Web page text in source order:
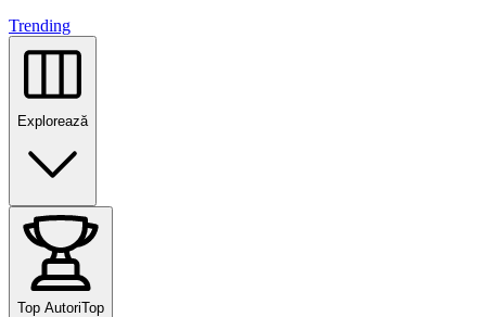
Trending
Explorează
Top AutoriTop